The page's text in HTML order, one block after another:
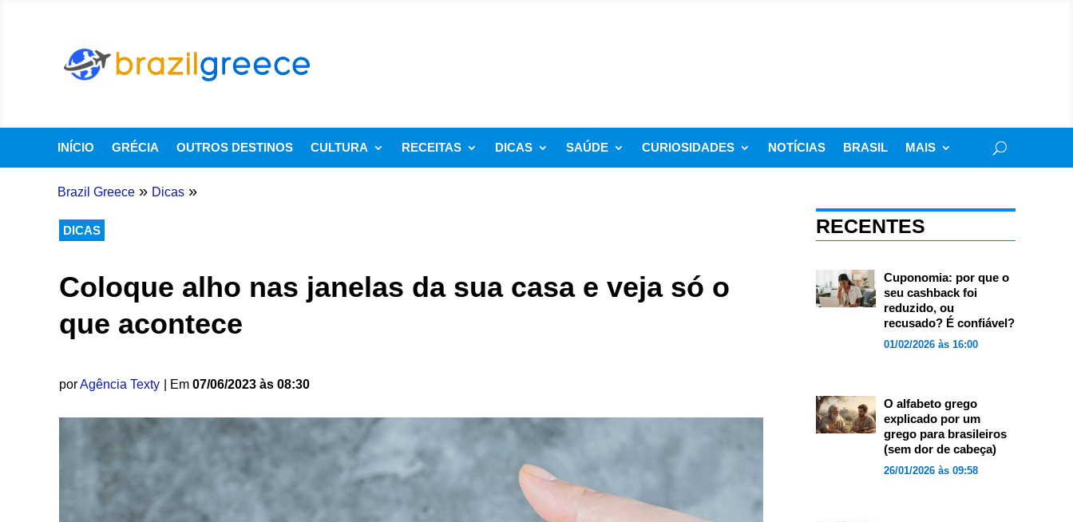
INÍCIO GRÉCIA OUTROS DESTINOS CULTURA RECEITAS DICAS SAÚDE CURIOSIDADES NOTÍCIAS BRASIL MAIS
Brazil Greece » Dicas »
DICAS
Coloque alho nas janelas da sua casa e veja só o
que acontece
porAgência Texty | Em 07/06/2023 às 08:30
RECENTES
Cuponomia: por que o
seu cashback foi
reduzido, ou
recusado? É confiável?
01/02/2026 às 16:00
O alfabeto grego
explicado por um
grego para brasileiros
(sem dor de cabeça)
26/01/2026 às 09:58